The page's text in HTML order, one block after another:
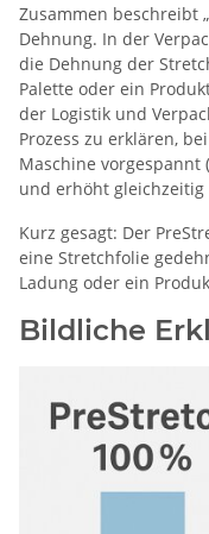
Zusammen beschreibt
Dehnung. In der
die Dehnung der
Palette oder ein
der Logistik und
Prozess zu erklären,
Maschine vorgespannt
und erhöht
Kurz gesagt: Der
eine Stretchfolie
Ladung oder ein
Bildliche